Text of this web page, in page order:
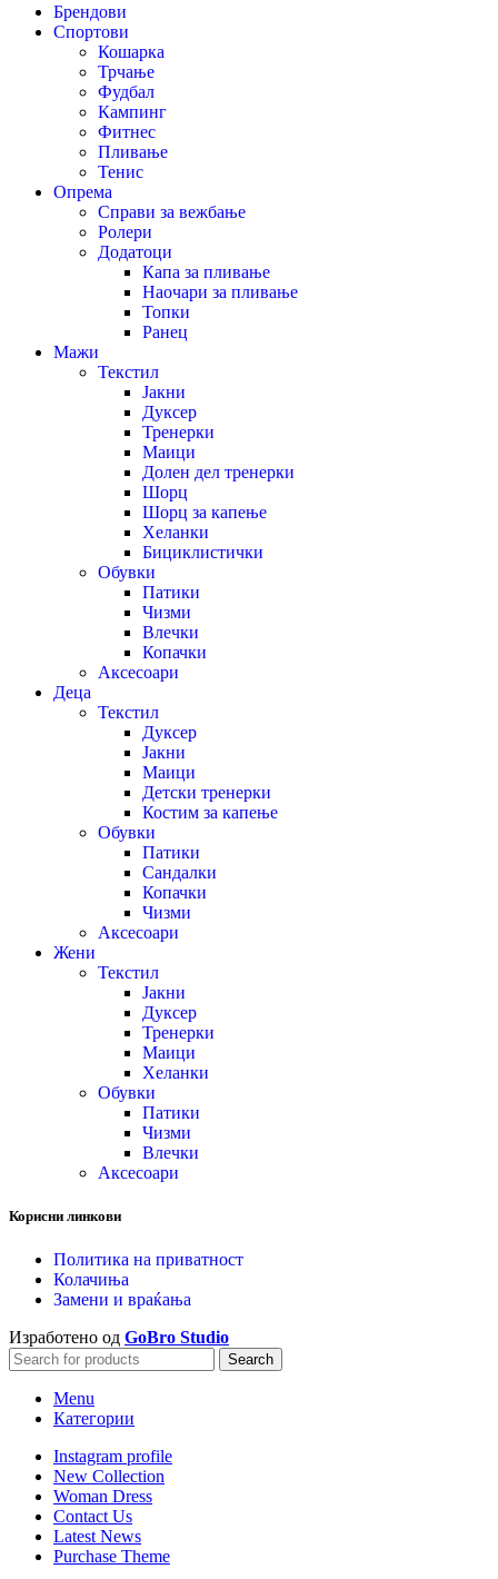
Брендови
Спортови
Кошарка
Трчање
Фудбал
Кампинг
Фитнес
Пливање
Тенис
Опрема
Справи за вежбање
Ролери
Додатоци
Капа за пливање
Наочари за пливање
Топки
Ранец
Мажи
Текстил
Јакни
Дуксер
Тренерки
Маици
Долен дел тренерки
Шорц
Шорц за капење
Хеланки
Бициклистички
Обувки
Патики
Чизми
Влечки
Копачки
Аксесоари
Деца
Текстил
Дуксер
Јакни
Маици
Детски тренерки
Костим за капење
Обувки
Патики
Сандалки
Копачки
Чизми
Аксесоари
Жени
Текстил
Јакни
Дуксер
Тренерки
Маици
Хеланки
Обувки
Патики
Чизми
Влечки
Аксесоари
Корисни линкови
Политика на приватност
Колачиња
Замени и враќања
Изработено од GoBro Studio
Search
Menu
Категории
Instagram profile
New Collection
Woman Dress
Contact Us
Latest News
Purchase Theme